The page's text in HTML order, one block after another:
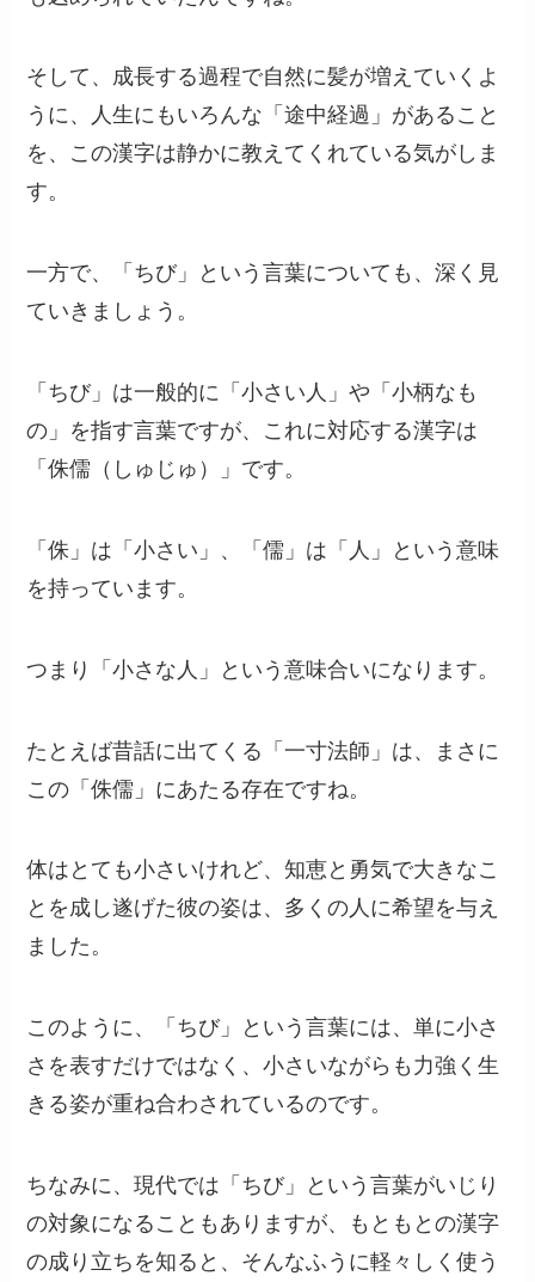
そして、成長する過程で自然に髪が増えていくよ
うに、人生にもいろんな「途中経過」があること
を、この漢字は静かに教えてくれている気がしま
す。
一方で、「ちび」という言葉についても、深く見
ていきましょう。
「ちび」は一般的に「小さい人」や「小柄なも
の」を指す言葉ですが、これに対応する漢字は
「侏儒（しゅじゅ）」です。
「侏」は「小さい」、「儒」は「人」という意味
を持っています。
つまり「小さな人」という意味合いになります。
たとえば昔話に出てくる「一寸法師」は、まさに
この「侏儒」にあたる存在ですね。
体はとても小さいけれど、知恵と勇気で大きなこ
とを成し遂げた彼の姿は、多くの人に希望を与え
ました。
このように、「ちび」という言葉には、単に小さ
さを表すだけではなく、小さいながらも力強く生
きる姿が重ね合わされているのです。
ちなみに、現代では「ちび」という言葉がいじり
の対象になることもありますが、もともとの漢字
の成り立ちを知ると、そんなふうに軽々しく使う